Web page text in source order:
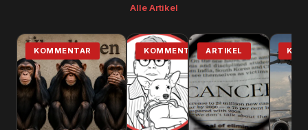
Alle Artikel
KOMMENTAR KOMMENTAR ARTIKEL